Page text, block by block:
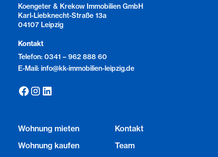
Koengeter & Krekow Immobilien GmbH
Karl-Liebknecht-Straße 13a
04107 Leipzig
Kontakt
Telefon: 0341 – 962 888 60
E-Mail: info@kk-immobilien-leipzig.de
Wohnung mieten
Wohnung kaufen
Kontakt
Team